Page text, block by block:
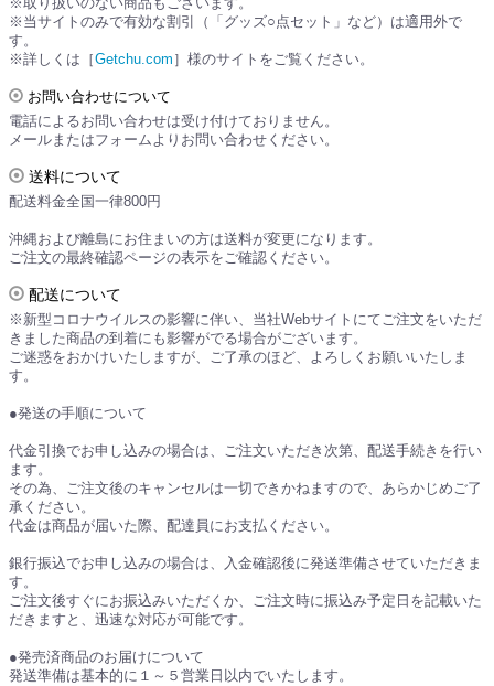
※取り扱いのない商品もございます。
※当サイトのみで有効な割引（「グッズ○点セット」など）は適用外で
す。
※詳しくは［Getchu.com ］様のサイトをご覧ください。
お問い合わせについて
電話によるお問い合わせは受け付けておりません。
メールまたはフォームよりお問い合わせください。
送料について
配送料金全国一律800円
沖縄および離島にお住まいの方は送料が変更になります。
ご注文の最終確認ページの表示をご確認ください。
配送について
※新型コロナウイルスの影響に伴い、当社Webサイトにてご注文をいただ
きました商品の到着にも影響がでる場合がございます。
ご迷惑をおかけいたしますが、ご了承のほど、よろしくお願いいたしま
す。
●発送の手順について
代金引換でお申し込みの場合は、ご注文いただき次第、配送手続きを行い
ます。
その為、ご注文後のキャンセルは一切できかねますので、あらかじめご了
承ください。
代金は商品が届いた際、配達員にお支払ください。
銀行振込でお申し込みの場合は、入金確認後に発送準備させていただきま
す。
ご注文後すぐにお振込みいただくか、ご注文時に振込み予定日を記載いた
だきますと、迅速な対応が可能です。
●発売済商品のお届けについて
発送準備は基本的に１～５営業日以内でいたします。